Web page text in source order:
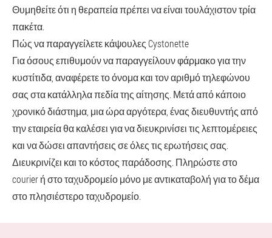
Θυμηθείτε ότι η θεραπεία πρέπει να είναι τουλάχιστον τρία
πακέτα.
Πώς να παραγγείλετε κάψουλες Cystonette
Για όσους επιθυμούν να παραγγείλουν φάρμακο για την
κυστίτιδα, αναφέρετε το όνομα και τον αριθμό τηλεφώνου
σας στα κατάλληλα πεδία της αίτησης. Μετά από κάποιο
χρονικό διάστημα, μια ώρα αργότερα, ένας διευθυντής από
την εταιρεία θα καλέσει για να διευκρινίσει τις λεπτομέρειες
και να δώσει απαντήσεις σε όλες τις ερωτήσεις σας.
Διευκρινίζει και το κόστος παράδοσης. Πληρώστε στο
courier ή στο ταχυδρομείο μόνο με αντικαταβολή για το δέμα
στο πλησιέστερο ταχυδρομείο.